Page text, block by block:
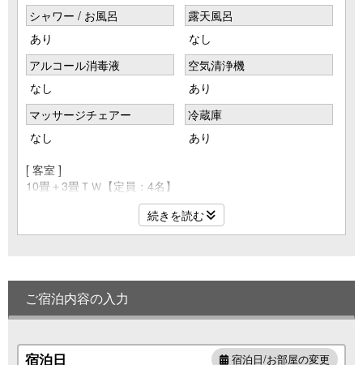
シャワー / お風呂
あり
露天風呂
なし
アルコール消毒液
なし
空気清浄機
あり
マッサージチェアー
なし
冷蔵庫
あり
[ 客室 ]
10畳＋3畳ＴＷ【定員：4名】
◆◇◆入口段差８㎝あり◆◇◆
[ 設備 ]
ネット動画配信サービス対応テレビ40インチ、冷蔵庫（中は
空）、金庫
リンスインシャンプー、ボディソープ、ハンドソープ、ヘア
等身大ヤドンのぬいぐるみ、その他ヤドンたち
続きを読む
ご宿泊内容の入力
宿泊日 宿泊日/お部屋の変更